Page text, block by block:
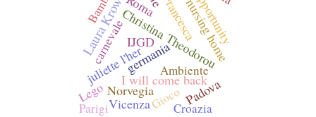
Christina Theodorou
Francesca
germania
I will come back
IJGD
juliette l'her
Norvegia
nursing home
opportunity
Padova
Vicenza
Ambiente
carnevale
Croazia
Gioco
Lego
Parigi